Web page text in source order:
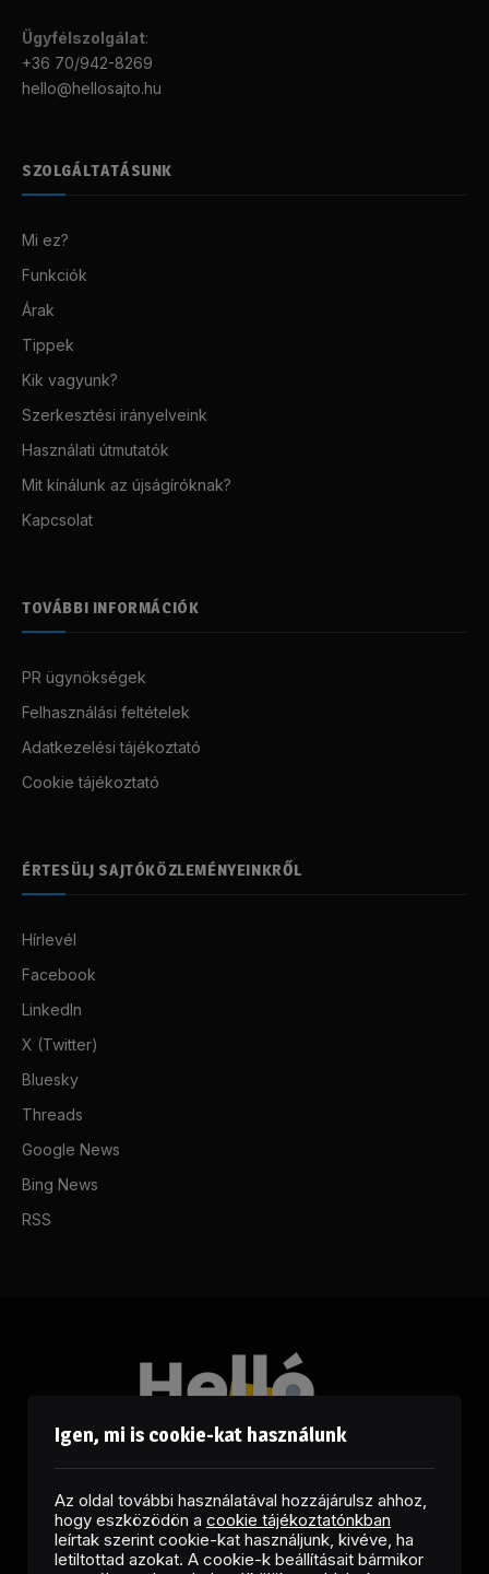
Ügyfélszolgálat:
+36 70/942-8269
hello@hellosajto.hu
SZOLGÁLTATÁSUNK
Mi ez?
Funkciók
Árak
Tippek
Kik vagyunk?
Szerkesztési irányelveink
Használati útmutatók
Mit kínálunk az újságíróknak?
Kapcsolat
TOVÁBBI INFORMÁCIÓK
PR ügynökségek
Felhasználási feltételek
Adatkezelési tájékoztató
Cookie tájékoztató
ÉRTESÜLJ SAJTÓKÖZLEMÉNYEINKRŐL
Hírlevél
Facebook
LinkedIn
X (Twitter)
Bluesky
Threads
Google News
Bing News
RSS
Igen, mi is cookie-kat használunk
Az oldal további használatával hozzájárulsz ahhoz,
hogy eszközödön a cookie tájékoztatónkban
leírtak szerint cookie-kat használjunk, kivéve, ha
letiltottad azokat. A cookie-k beállításait bármikor